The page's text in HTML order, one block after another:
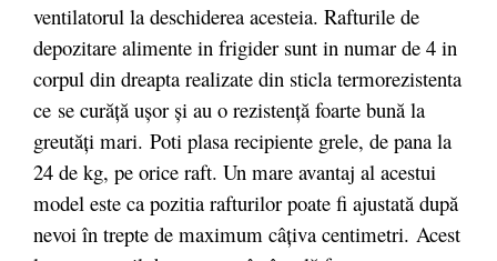
ventilatorul la deschiderea acesteia. Rafturile de
depozitare alimente in frigider sunt in numar de 4 in
corpul din dreapta realizate din sticla termorezistenta
ce se curăță ușor și au o rezistență foarte bună la
greutăți mari. Poti plasa recipiente grele, de pana la
24 de kg, pe orice raft. Un mare avantaj al acestui
model este ca pozitia rafturilor poate fi ajustată după
nevoi în trepte de maximum câţiva centimetri. Acest